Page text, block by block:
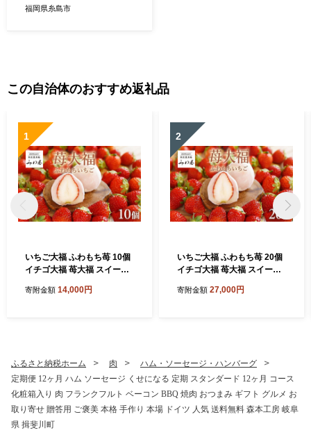
ナー） 糸島市 / 糸島手造りハ
福岡県糸島市
この自治体のおすすめ返礼品
1
いちご大福 ふわもち苺 10個
イチゴ大福 苺大福 スイーツ
イチゴ 苺 フルーツ大福 美濃
寄附金額 14,000円
2
いちご大福 ふわもち苺 20個
イチゴ大福 苺大福 スイーツ
イチゴ 苺 フルーツ大福 美濃
寄附金額 27,000円
ふるさと納税ホーム 肉
ハム・ソーセージ・ハンバーグ
定期便 12ヶ月 ハム ソーセージ くせになる 定期 スタンダード 12ヶ月 コース
化粧箱入り 肉 フランクフルト ベーコン BBQ 焼肉 おつまみ ギフト グルメ お
取り寄せ 贈答用 ご褒美 本格 手作り 本場 ドイツ 人気 送料無料 森本工房 岐阜
県 揖斐川町